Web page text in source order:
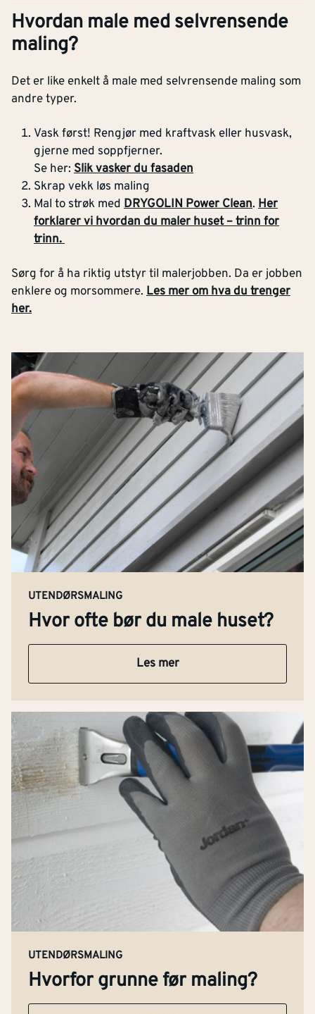
Hvordan male med selvrensende
maling?
Det er like enkelt å male med selvrensende maling som
andre typer.
Vask først! Rengjør med kraftvask eller husvask,
gjerne med soppfjerner.
Se her: Slik vasker du fasaden
Skrap vekk løs maling
Mal to strøk med DRYGOLIN Power Clean. Her
forklarer vi hvordan du maler huset – trinn for
trinn.
Sørg for å ha riktig utstyr til malerjobben. Da er jobben
enklere og morsommere. Les mer om hva du trenger
her.
UTENDØRSMALING
Hvor ofte bør du male huset?
Les mer
UTENDØRSMALING
Hvorfor grunne før maling?